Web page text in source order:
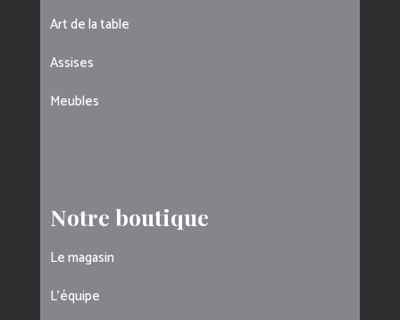
Art de la table
Assises
Meubles
Notre boutique
Le magasin
L’équipe